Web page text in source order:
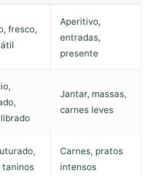
fresco,
Aperitivo,
entradas,
presente
Jantar, massas,
carnes leves
taninos
Carnes, pratos
intensos